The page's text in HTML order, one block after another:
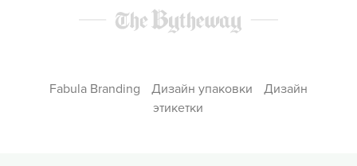
Fabula Branding Дизайн упаковки
Дизайн
этикетки